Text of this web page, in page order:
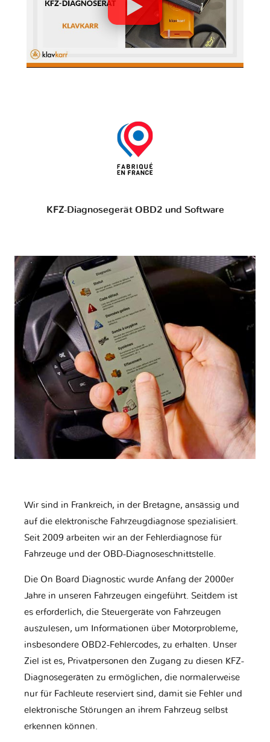
KFZ-Diagnosegerät OBD2 und Software
Wir sind in Frankreich, in der Bretagne, ansässig und
auf die elektronische Fahrzeugdiagnose spezialisiert.
Seit 2009 arbeiten wir an der Fehlerdiagnose für
Fahrzeuge und der OBD-Diagnoseschnittstelle.
Die On Board Diagnostic wurde Anfang der 2000er
Jahre in unseren Fahrzeugen eingeführt. Seitdem ist
es erforderlich, die Steuergeräte von Fahrzeugen
auszulesen, um Informationen über Motorprobleme,
insbesondere OBD2-Fehlercodes, zu erhalten. Unser
Ziel ist es, Privatpersonen den Zugang zu diesen KFZ-
Diagnosegeräten zu ermöglichen, die normalerweise
nur für Fachleute reserviert sind, damit sie Fehler und
elektronische Störungen an ihrem Fahrzeug selbst
erkennen können.